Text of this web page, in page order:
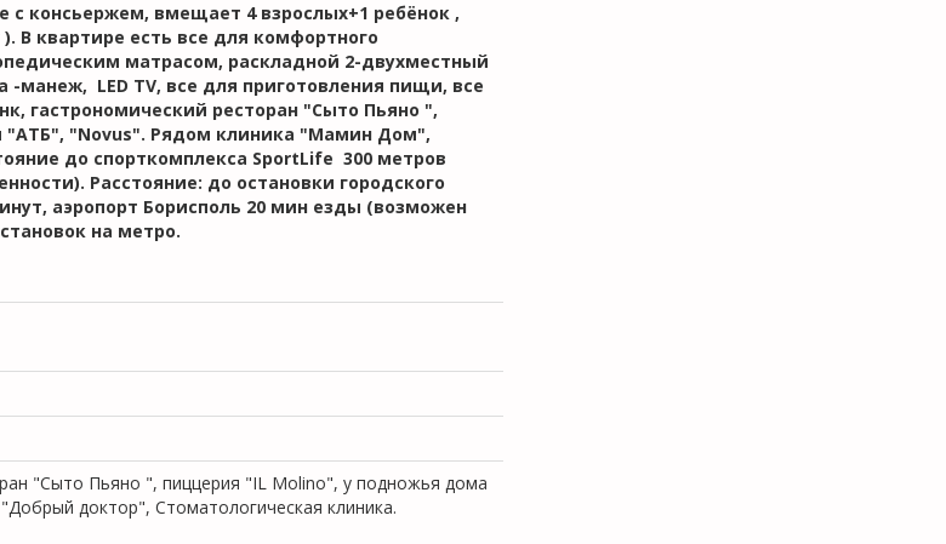
консьержем, вмещает 4 взрослых+1 ребёнок ,
В квартире есть все для комфортного
матрасом, раскладной 2-двухместный
-манеж, LED TV, все для приготовления пищи, все
гастрономический ресторан "Сыто Пьяно ",
"АТБ", "Novus". Рядом клиника "Мамин Дом",
до спорткомплекса SportLife 300 метров
Расстояние: до остановки городского
аэропорт Борисполь 20 мин езды (возможен
на метро.
"Сыто Пьяно ", пиццерия "IL Molino", у подножья дома
доктор", Стоматологическая клиника.